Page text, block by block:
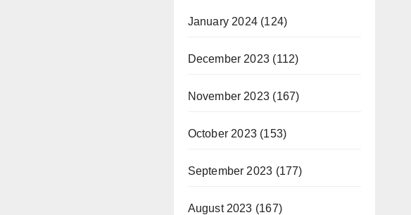
January 2024(124)
December 2023 (112)
November 2023 (167)
October 2023(153)
September 2023 (177)
August 2023 (167)